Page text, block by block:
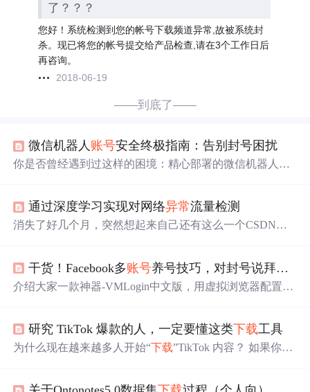
了？？？
您好！系统检测到您的帐号下载频道异常,故被系统封
杀。现已将您的帐号提交给产品检查,请在3个工作日后
再咨询。
2018-06-19
——到底了——
微信机器人 账号安全终极指南：告别封号困扰
你是否曾经遇到过这样的困境：精心部署的微信机器人在
格，**"如何让机器人安全存活"**已成为每个开发者必须
面对的挑战。本文将为你揭秘微信机器人的账号安全防护
于三大维度，任何单一维度的异常都可
通过深度学习实现对网络异常流量检测
消失了好几个月，突然想起来自己还有这么一个CSDN的
意攻击不断出现。如何改善对恶意网络流量的分类精度是
提高网络异常流量检测性能和防御恶意攻击的关键。深度
安全研究所提供ISCX 2012和CIC-IDS 2017，我们把下载
址罗列如下： ISCX 2012: https://www.unb.ca/cic/
干货！Facebook多账号养号技巧，对封号说拜拜！
介绍大家一款神器-VMLogin中文版，用虚拟浏览器配置文
文件的Cookies、本地存储和其他缓存文件将被完全隔离，
浏览器配置文件之间无法相互泄漏信息。 一、Facebook新
环境配置文件，并保存，以便日后登录facebook 账号
研究 TikTok 爆款的人，一定要懂这类下载工具
为什么现在越来越多人开始“下载”TikTok 内容？ 如果你经